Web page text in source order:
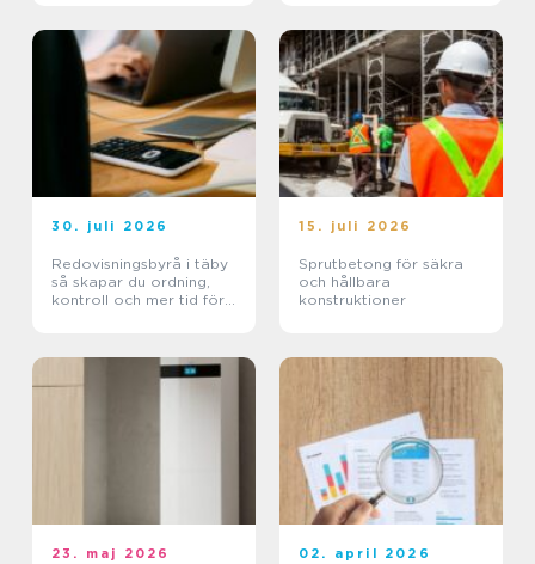
30. juli 2026
Redovisningsbyrå i täby
så skapar du ordning,
kontroll och mer tid för
15. juli 2026
Sprutbetong för säkra
och hållbara
konstruktioner
23. maj 2026 02. april 2026